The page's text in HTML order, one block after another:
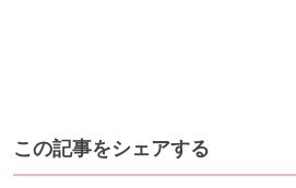
この記事をシェアする